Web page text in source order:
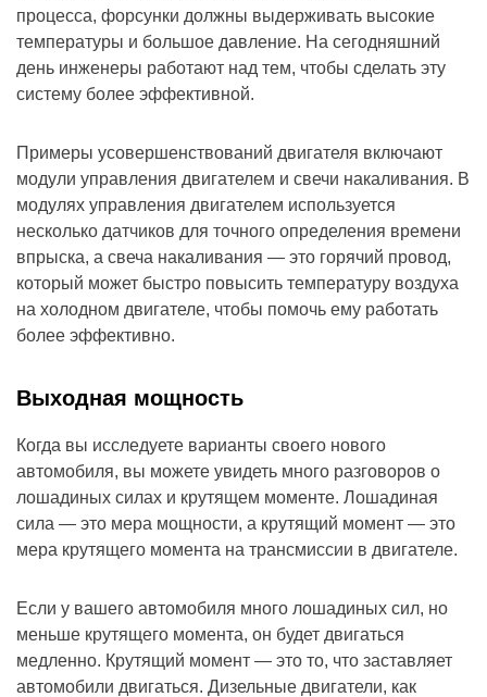
процесса, форсунки должны выдерживать высокие
температуры и большое давление. На сегодняшний
день инженеры работают над тем, чтобы сделать эту
систему более эффективной.
Примеры усовершенствований двигателя включают
модули управления двигателем и свечи накаливания. В
модулях управления двигателем используется
несколько датчиков для точного определения времени
впрыска, а свеча накаливания — это горячий провод,
который может быстро повысить температуру воздуха
на холодном двигателе, чтобы помочь ему работать
более эффективно.
Выходная мощность
Когда вы исследуете варианты своего нового
автомобиля, вы можете увидеть много разговоров о
лошадиных силах и крутящем моменте. Лошадиная
сила — это мера мощности, а крутящий момент — это
мера крутящего момента на трансмиссии в двигателе.
Если у вашего автомобиля много лошадиных сил, но
меньше крутящего момента, он будет двигаться
медленно. Крутящий момент — это то, что заставляет
автомобили двигаться. Дизельные двигатели, как